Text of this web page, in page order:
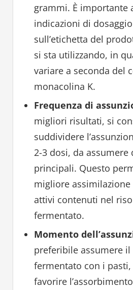
grammi. È importante
indicazioni di
sull’etichetta del
si sta utilizzando, in
variare a seconda del
monacolina K.
Frequenza di
migliori risultati, si
suddividere
2-3 dosi, da assumere
principali. Questo
migliore
attivi contenuti nel
fermentato.
Momento
preferibile assumere
fermentato con i
favorire